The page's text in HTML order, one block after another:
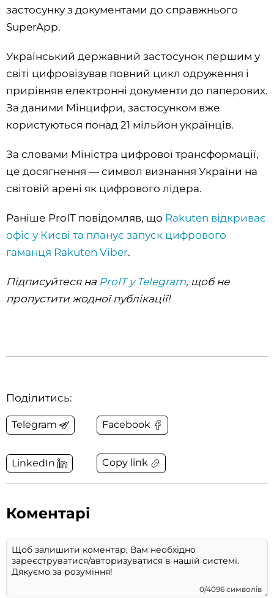
застосунку з документами до справжнього
SuperApp.
Український державний застосунок першим у
світі цифровізував повний цикл одруження і
прирівняв електронні документи до паперових.
За даними Мінцифри, застосунком вже
користуються понад 21 мільйон українців.
За словами Міністра цифрової трансформації,
це досягнення — символ визнання України на
світовій арені як цифрового лідера.
Раніше ProIT повідомляв, що Rakuten відкриває
офіс у Києві та планує запуск цифрового
гаманця Rakuten Viber.
Підписуйтеся на ProIT у Telegram, щоб не
пропустити жодної публікації!
Поділитись:
Telegram Facebook
LinkedIn Copy link
Коментарі
0/4096 символів